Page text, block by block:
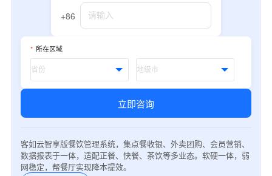
+86
* 所在区域
立即咨询
客如云智享版餐饮管理系统，集点餐收银、外卖团购、会员营销、
数据报表于一体，适配正餐、快餐、茶饮等多业态。软硬一体，弱
网稳定，帮餐厅实现降本提效。